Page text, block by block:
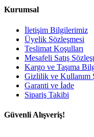
Kurumsal
İletişim Bilgilerimiz
Üyelik Sözleşmesi
Teslimat Koşulları
Mesafeli Satış
Kargo ve Taşıma
Gizlilik ve Kullanım
Garanti ve İade
Sipariş Takibi
Güvenli Alışveriş!